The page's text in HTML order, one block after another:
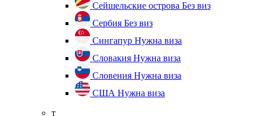
Сейшельские острова Без виз
Сербия Без виз
Сингапур Нужна виза
Словакия Нужна виза
Словения Нужна виза
США Нужна виза
т